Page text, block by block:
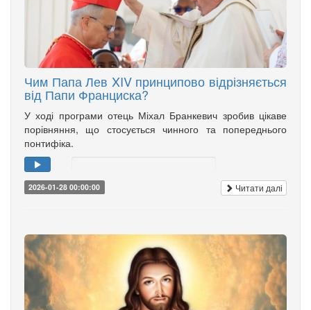
Чим Папа Лев XIV принципово відрізняється
від Папи Франциска?
У ході програми отець Міхал Бранкевич зробив цікаве
порівняння, що стосується чинного та попереднього
понтифіка.
2026-01-28 00:00:00 Читати далі